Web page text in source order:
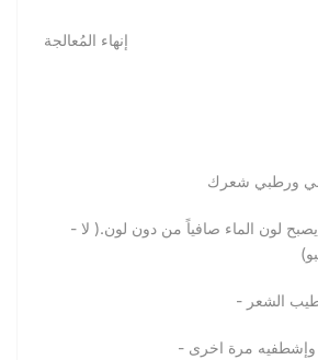
إنهاء المُعالجة
ورطبي شعرك
- إشطفي شعرك حتى يصبح لون الماء صافياً من دون لون.( لا
الشعر